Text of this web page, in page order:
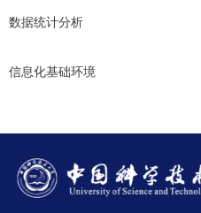
数据统计分析
信息化基础环境